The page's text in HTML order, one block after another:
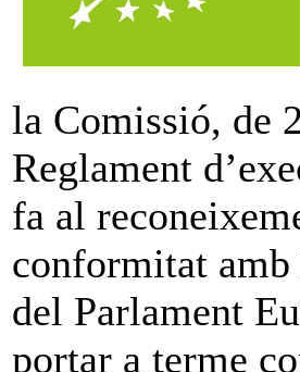
la Comissió, de
Reglament
fa al
conformitat
del Parlament
portar a terme